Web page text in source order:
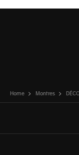
Home Montres